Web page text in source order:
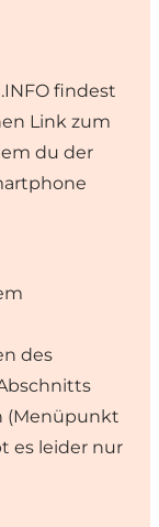
findest
Link zum
du der
des
(Menüpunkt
es leider nur